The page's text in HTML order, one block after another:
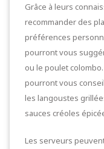
Grâce à leurs
recommander des
préférences
pourront vous
ou le poulet
pourront vous
les langoustes
sauces créoles
Les serveurs